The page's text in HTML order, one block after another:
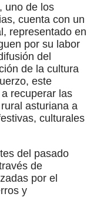
uno de los
cuenta con un
representado en
por su labor
del
de la cultura
este
recuperar las
asturiana a
culturales
del pasado
de
por el
y